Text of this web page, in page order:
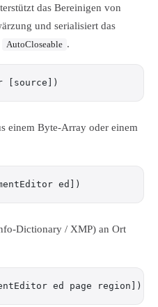
das Bereinigen von
und serialisiert das
AutoCloseable .
[source])
einem Byte-Array oder einem
ed])
Dictionary / XMP) an Ort
ed page region])